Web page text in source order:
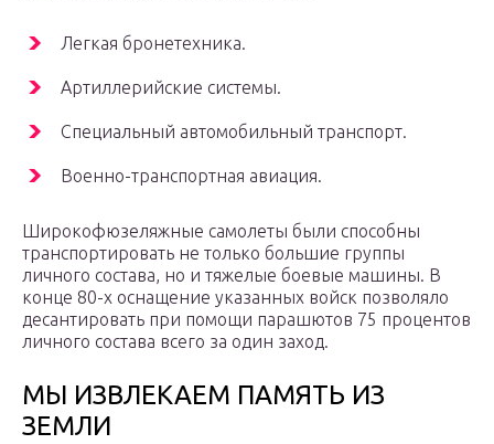
Легкая бронетехника.
Артиллерийские системы.
Специальный автомобильный транспорт.
Военно-транспортная авиация.
Широкофюзеляжные самолеты были способны
транспортировать не только большие группы
личного состава, но и тяжелые боевые машины. В
конце 80-х оснащение указанных войск позволяло
десантировать при помощи парашютов 75 процентов
личного состава всего за один заход.
МЫ ИЗВЛЕКАЕМ ПАМЯТЬ ИЗ
ЗЕМЛИ